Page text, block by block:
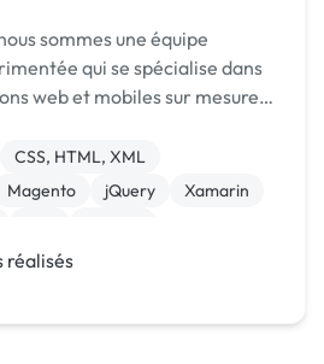
sommes une équipe
qui se spécialise dans
web et mobiles sur mesure.
pour divers
CSS, HTML, XML
Magento jQuery
Xamarin
réalisés